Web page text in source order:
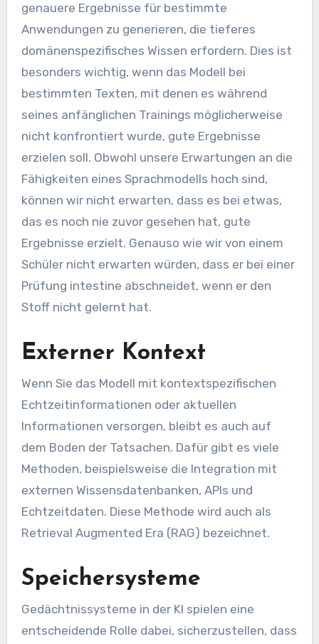
genauere Ergebnisse für bestimmte
Anwendungen zu generieren, die tieferes
domänenspezifisches Wissen erfordern. Dies ist
besonders wichtig, wenn das Modell bei
bestimmten Texten, mit denen es während
seines anfänglichen Trainings möglicherweise
nicht konfrontiert wurde, gute Ergebnisse
erzielen soll. Obwohl unsere Erwartungen an die
Fähigkeiten eines Sprachmodells hoch sind,
können wir nicht erwarten, dass es bei etwas,
das es noch nie zuvor gesehen hat, gute
Ergebnisse erzielt. Genauso wie wir von einem
Schüler nicht erwarten würden, dass er bei einer
Prüfung intestine abschneidet, wenn er den
Stoff nicht gelernt hat.
Externer Kontext
Wenn Sie das Modell mit kontextspezifischen
Echtzeitinformationen oder aktuellen
Informationen versorgen, bleibt es auch auf
dem Boden der Tatsachen. Dafür gibt es viele
Methoden, beispielsweise die Integration mit
externen Wissensdatenbanken, APIs und
Echtzeitdaten. Diese Methode wird auch als
Retrieval Augmented Era (RAG) bezeichnet.
Speichersysteme
Gedächtnissysteme in der KI spielen eine
entscheidende Rolle dabei, sicherzustellen, dass